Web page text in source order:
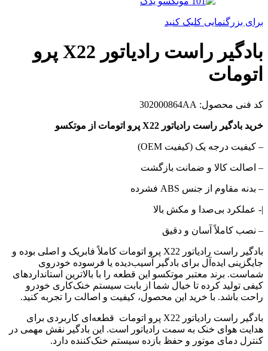
برای بزرگنمایی کلیک کنید
بادگیر راست رادیاتور X22 پرو
اتومات
کد فنی محصول: 302000864AA
خرید بادگیر راست رادیاتور X22 پرو اتومات از موتکسو
– کیفیت درجه یک (کیفیت OEM)
– اصالت کالا و ضمانت بازگشت
– بدنه مقاوم از جنس ABS فشرده
|- عملکرد بی‌صدا و مکش بالا
– نصب کاملاً آسان و دقیق
بادگیر راست رادیاتور X22 پرو اتومات کاملاً فابریک و اصلی بوده و
جایگزینی ایده‌آل برای بادگیر آسیب‌دیده یا فرسوده خودروی
شماست. برند معتبر موتکسو این قطعه را با بالاترین استانداردهای
کیفی تولید کرده تا خیال شما از بابت سیستم خنک‌کاری خودرو
راحت باشد. با خرید این محصول، کیفیت و اصالت را تجربه کنید.
بادگیر راست رادیاتور X22 پرو اتومات قطعه‌ای کاربردی برای
هدایت هوای خنک به سمت رادیاتور است. این بادگیر نقش مهمی در
کنترل دمای موتور و حفظ بازده سیستم خنک‌کننده دارد.